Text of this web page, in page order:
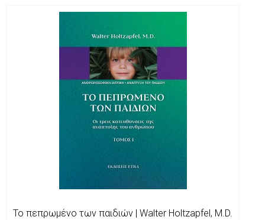
Το πεπρωμένο των παιδιών | Walter Holtzapfel, M.D.